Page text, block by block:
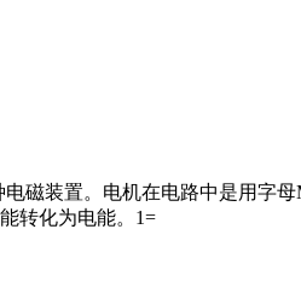
磁装置。电机在电路中是用字
转化为电能。1=